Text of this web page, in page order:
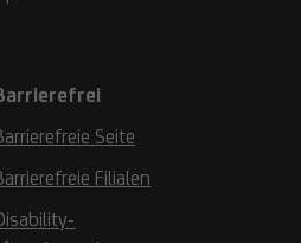
Seite
Filialen